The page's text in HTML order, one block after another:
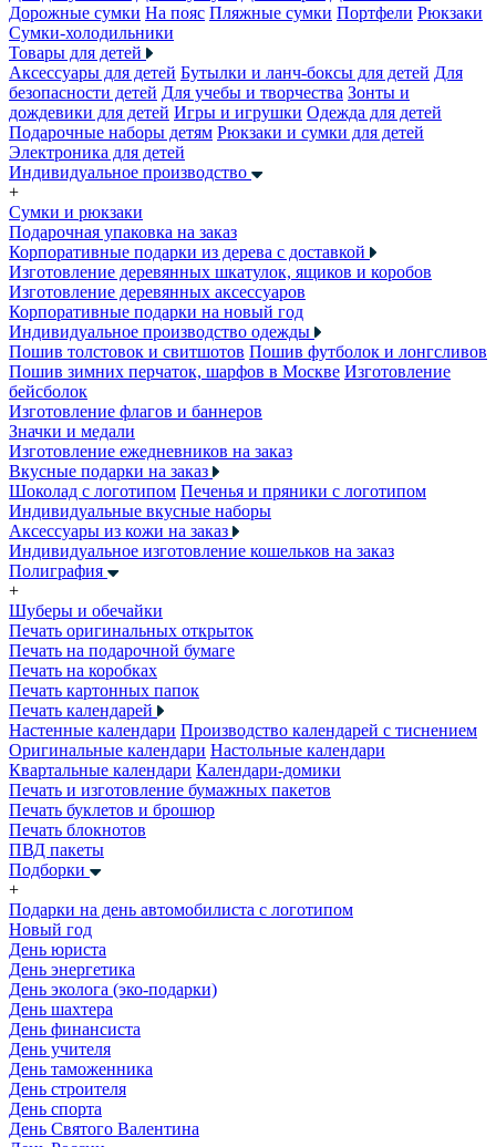
Дорожные сумки На пояс Пляжные сумки Портфели Рюкзаки
Сумки-холодильники
Товары для детей
Аксессуары для детей Бутылки и ланч-боксы для детей Для
безопасности детей Для учебы и творчества Зонты и
дождевики для детей Игры и игрушки Одежда для детей
Подарочные наборы детям Рюкзаки и сумки для детей
Электроника для детей
Индивидуальное производство
+
Сумки и рюкзаки
Подарочная упаковка на заказ
Корпоративные подарки из дерева с доставкой
Изготовление деревянных шкатулок, ящиков и коробов
Изготовление деревянных аксессуаров
Корпоративные подарки на новый год
Индивидуальное производство одежды
Пошив толстовок и свитшотов Пошив футболок и лонгсливов
Пошив зимних перчаток, шарфов в Москве Изготовление
бейсболок
Изготовление флагов и баннеров
Значки и медали
Изготовление ежедневников на заказ
Вкусные подарки на заказ
Шоколад с логотипом Печенья и пряники с логотипом
Индивидуальные вкусные наборы
Аксессуары из кожи на заказ
Индивидуальное изготовление кошельков на заказ
Полиграфия
+
Шуберы и обечайки
Печать оригинальных открыток
Печать на подарочной бумаге
Печать на коробках
Печать картонных папок
Печать календарей
Настенные календари Производство календарей с тиснением
Оригинальные календари Настольные календари
Квартальные календари Календари-домики
Печать и изготовление бумажных пакетов
Печать буклетов и брошюр
Печать блокнотов
ПВД пакеты
Подборки
+
Подарки на день автомобилиста с логотипом
Новый год
День юриста
День энергетика
День эколога (эко-подарки)
День шахтера
День финансиста
День учителя
День таможенника
День строителя
День спорта
День Святого Валентина